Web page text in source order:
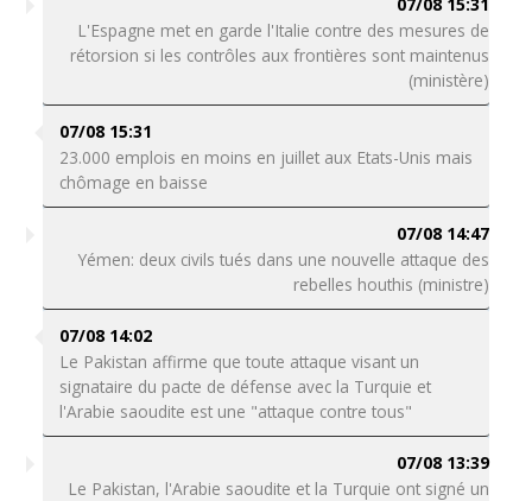
L'Espagne met en garde l'Italie contre des mesures de
rétorsion si les contrôles aux frontières sont maintenus
(ministère)
07/08 15:31
23.000 emplois en moins en juillet aux Etats-Unis mais
chômage en baisse
07/08 14:47
Yémen: deux civils tués dans une nouvelle attaque des
rebelles houthis (ministre)
07/08 14:02
Le Pakistan affirme que toute attaque visant un
signataire du pacte de défense avec la Turquie et
l'Arabie saoudite est une "attaque contre tous"
07/08 13:39
Le Pakistan, l'Arabie saoudite et la Turquie ont signé un